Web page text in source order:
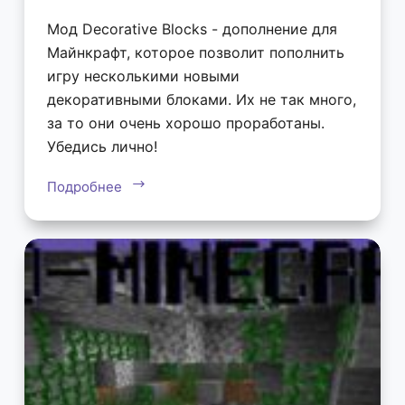
Мод Decorative Blocks - дополнение для
Майнкрафт, которое позволит пополнить
игру несколькими новыми
декоративными блоками. Их не так много,
за то они очень хорошо проработаны.
Убедись лично!
Подробнее